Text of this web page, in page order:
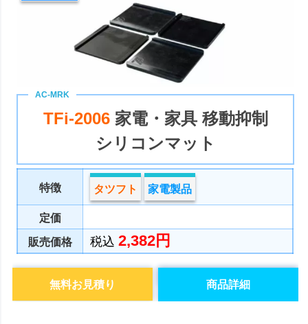
TFi-2006 家電・家具 移動抑制
シリコンマット
特徴 タツフト 家電製品
定価
販売価格 税込2,382円
商品詳細
無料お見積り